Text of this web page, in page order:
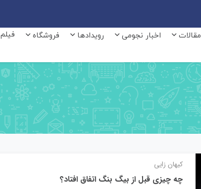
مقالات اخبار نجومی رویدادها فروشگاه
فیلم
کیهان زایی
چه چیزی قبل از بیگ بنگ اتفاق افتاد؟